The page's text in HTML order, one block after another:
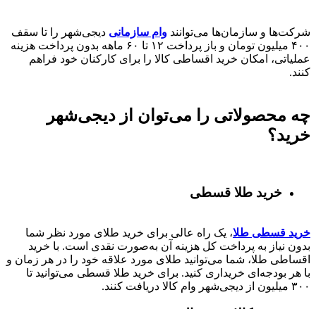
شرکت‌ها و سازمان‌ها می‌توانند وام سازمانی دیجی‌شهر را تا سقف
۴۰۰ میلیون تومان و باز پرداخت ۱۲ تا ۶۰
ماهه بدون پرداخت هزینه
عملیاتی، امکان خرید اقساطی کالا را برای کارکنان خود فراهم
کنند.
چه محصولاتی را می‌توان از دیجی‌شهر
خرید؟
خرید طلا قسطی
خرید قسطی طلا، یک راه عالی برای خرید طلای مورد نظر شما
بدون نیاز به پرداخت کل هزینه آن به‌صورت نقدی است. با خرید
اقساطی طلا، شما می‌توانید طلای مورد علاقه خود را در هر زمان و
با هر بودجه‌ای خریداری کنید. برای خرید طلا قسطی می‌توانید تا
۳۰۰ میلیون از دیجی‌شهر وام کالا دریافت کنند.